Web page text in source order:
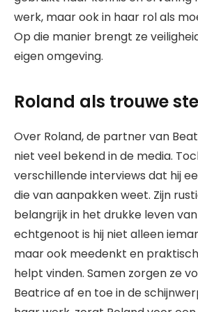
werk, maar ook in haar rol als
Op die manier brengt ze
eigen omgeving.
Roland als trouwe
Over Roland, de partner van
niet veel bekend in de media.
verschillende interviews dat hij
die van aanpakken weet. Zijn
belangrijk in het drukke leven
echtgenoot is hij niet alleen
maar ook meedenkt en
helpt vinden. Samen zorgen ze
Beatrice af en toe in de